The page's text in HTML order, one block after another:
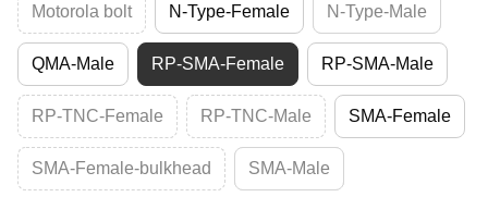
Motorola bolt N-Type-Female N-Type-Male
QMA-Male RP-SMA-Female RP-SMA-Male
RP-TNC-Female RP-TNC-Male SMA-Female
SMA-Female-bulkhead SMA-Male